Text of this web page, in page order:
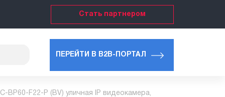
Стать партнером
ПЕРЕЙТИ В B2B-ПОРТАЛ
BP60-F22-P (BV) уличная IP видеокамера,